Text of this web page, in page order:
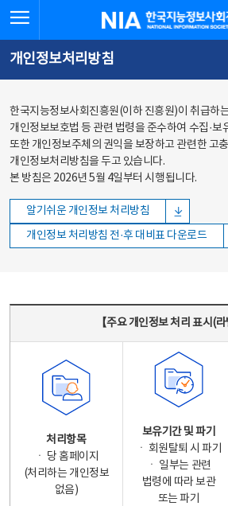
바로가기
바로가기
한국지능정보사회진흥원
개인정보처리방침
한국지능정보사회진흥원(이하 진흥원)이 취급하
개인정보보호법 등 관련 법령을 준수하여 수집·보
또한 개인정보주체의 권익을 보장하고 관련한 고
개인정보처리방침을 두고 있습니다.
본 방침은 2026년 5월 4일부터 시행됩니다.
알기쉬운 개인정보 처리방침
개인정보 처리방침 전·후 대비표 다운로드
【주요 개인정보 처리 표시(라
처리항목
ㆍ 당 홈페이지
(처리하는 개인정보
없음)
보유기간 및 파기
ㆍ 회원탈퇴 시 파기
ㆍ 일부는 관련
법령에 따라 보관
또는 파기